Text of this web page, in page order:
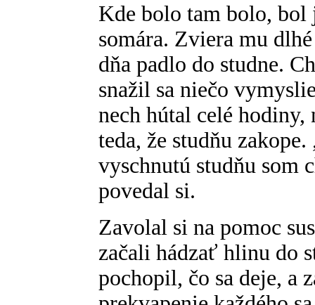
Kde bolo tam bolo, bol
somára. Zviera mu
dňa padlo do studne.
snažil sa niečo
nech hútal celé
teda, že studňu
vyschnutú studňu som
povedal si.
Zavolal si na pomoc
začali hádzať hlinu do
pochopil, čo sa deje, a